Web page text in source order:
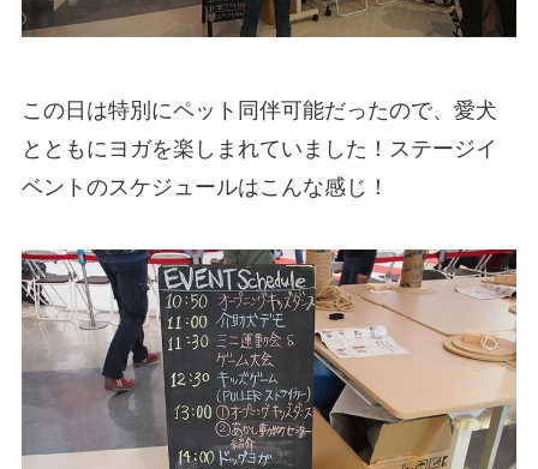
この日は特別にペット同伴可能だったので、愛犬
とともにヨガを楽しまれていました！ステージイ
ベントのスケジュールはこんな感じ！